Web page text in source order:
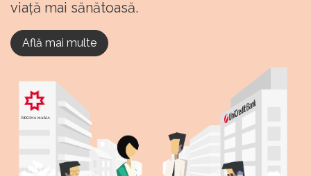
viață mai sănătoasă.
Află mai multe